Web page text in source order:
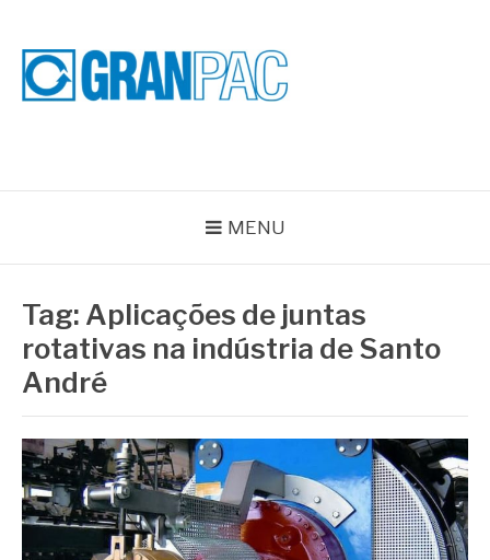
conteúdo
MENU
Tag: Aplicações de juntas
rotativas na indústria de Santo
André